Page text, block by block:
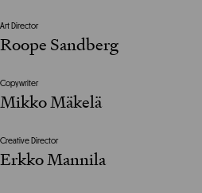
Art Director
Roope Sandberg
Copywriter
Mikko Mäkelä
Creative Director
Erkko Mannila